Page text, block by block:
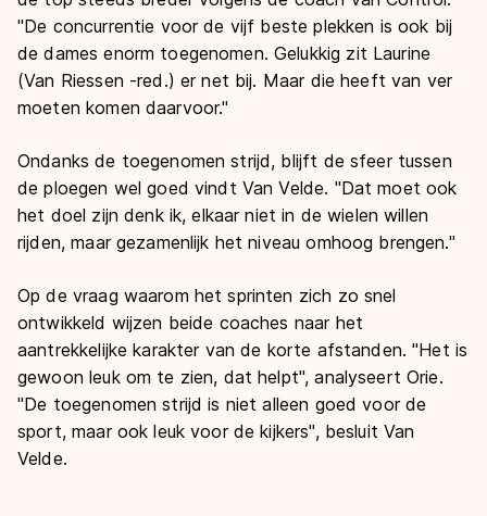
"De concurrentie voor de vijf beste plekken is ook bij
de dames enorm toegenomen. Gelukkig zit Laurine
(Van Riessen -red.) er net bij. Maar die heeft van ver
moeten komen daarvoor."
Ondanks de toegenomen strijd, blijft de sfeer tussen
de ploegen wel goed vindt Van Velde. "Dat moet ook
het doel zijn denk ik, elkaar niet in de wielen willen
rijden, maar gezamenlijk het niveau omhoog brengen."
Op de vraag waarom het sprinten zich zo snel
ontwikkeld wijzen beide coaches naar het
aantrekkelijke karakter van de korte afstanden. "Het is
gewoon leuk om te zien, dat helpt", analyseert Orie.
"De toegenomen strijd is niet alleen goed voor de
sport, maar ook leuk voor de kijkers", besluit Van
Velde.